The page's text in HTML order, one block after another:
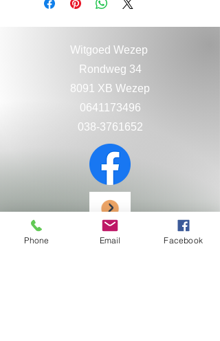
Witgoed Wezep
Rondweg 34
8091 XB Wezep
0641173496
038-3761652
Phone Email Facebook